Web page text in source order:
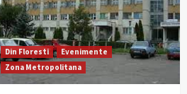
Din Floresti
Evenimente
Zona Metropolitana